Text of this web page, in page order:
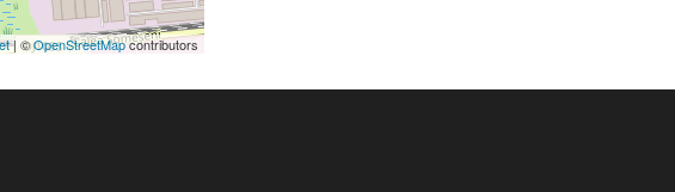
| ©OpenStreetMapcontributors